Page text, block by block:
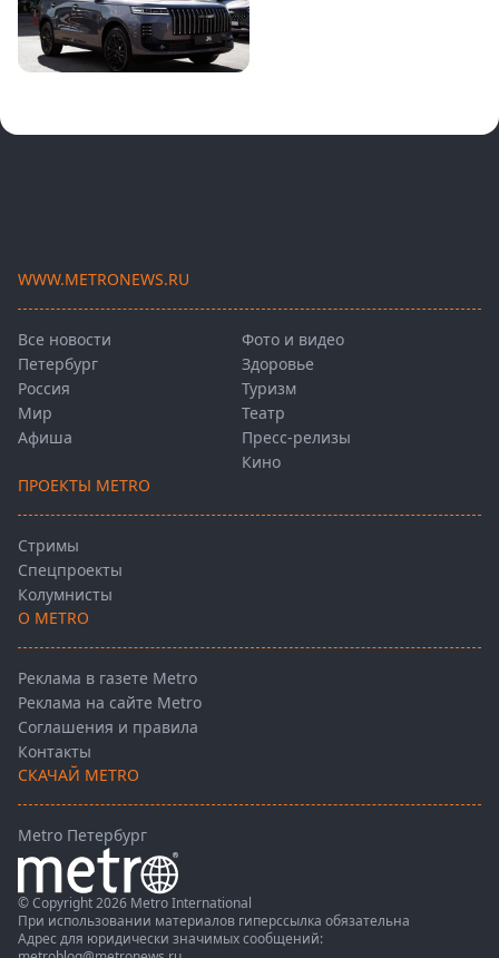
WWW.METRONEWS.RU
Все новости
Петербург
Россия
Мир
Афиша
Фото и видео
Здоровье
Туризм
Театр
Пресс-релизы
Кино
ПРОЕКТЫ METRO
Стримы
Спецпроекты
Колумнисты
О METRO
Реклама в газете Metro
Реклама на сайте Metro
Соглашения и правила
Контакты
СКАЧАЙ METRO
Metro Петербург
© Copyright 2026 Metro International
При использовании материалов гиперссылка обязательна
Адрес для юридически значимых сообщений: